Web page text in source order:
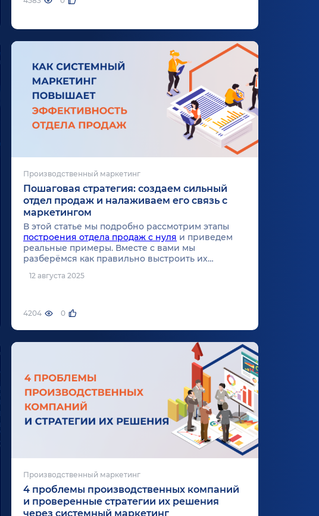
Производственный маркетинг
Пошаговая стратегия: создаем сильный
отдел продаж и налаживаем его связь с
маркетингом
В этой статье мы подробно рассмотрим этапы
построения отдела продаж с нуля и приведем
реальные примеры. Вместе с вами мы
разберёмся как правильно выстроить их
результатов.
12 августа 2025
4204 0
Производственный маркетинг
4 проблемы производственных компаний
и проверенные стратегии их решения
через системный маркетинг